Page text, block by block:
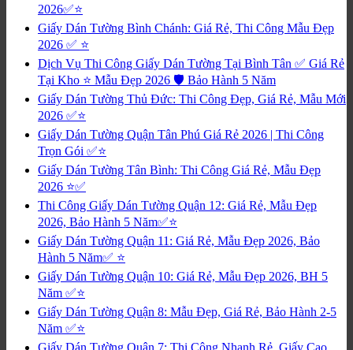
2026✅⭐
Giấy Dán Tường Bình Chánh: Giá Rẻ, Thi Công Mẫu Đẹp
2026 ✅ ⭐
Dịch Vụ Thi Công Giấy Dán Tường Tại Bình Tân ✅ Giá Rẻ
Tại Kho ⭐ Mẫu Đẹp 2026 🛡️ Bảo Hành 5 Năm
Giấy Dán Tường Thủ Đức: Thi Công Đẹp, Giá Rẻ, Mẫu Mới
2026 ✅⭐
Giấy Dán Tường Quận Tân Phú Giá Rẻ 2026 | Thi Công
Trọn Gói ✅⭐
Giấy Dán Tường Tân Bình: Thi Công Giá Rẻ, Mẫu Đẹp
2026 ⭐✅
Thi Công Giấy Dán Tường Quận 12: Giá Rẻ, Mẫu Đẹp
2026, Bảo Hành 5 Năm✅⭐
Giấy Dán Tường Quận 11: Giá Rẻ, Mẫu Đẹp 2026, Bảo
Hành 5 Năm✅ ⭐
Giấy Dán Tường Quận 10: Giá Rẻ, Mẫu Đẹp 2026, BH 5
Năm ✅⭐
Giấy Dán Tường Quận 8: Mẫu Đẹp, Giá Rẻ, Bảo Hành 2-5
Năm ✅⭐
Giấy Dán Tường Quận 7: Thi Công Nhanh Rẻ, Giấy Cao